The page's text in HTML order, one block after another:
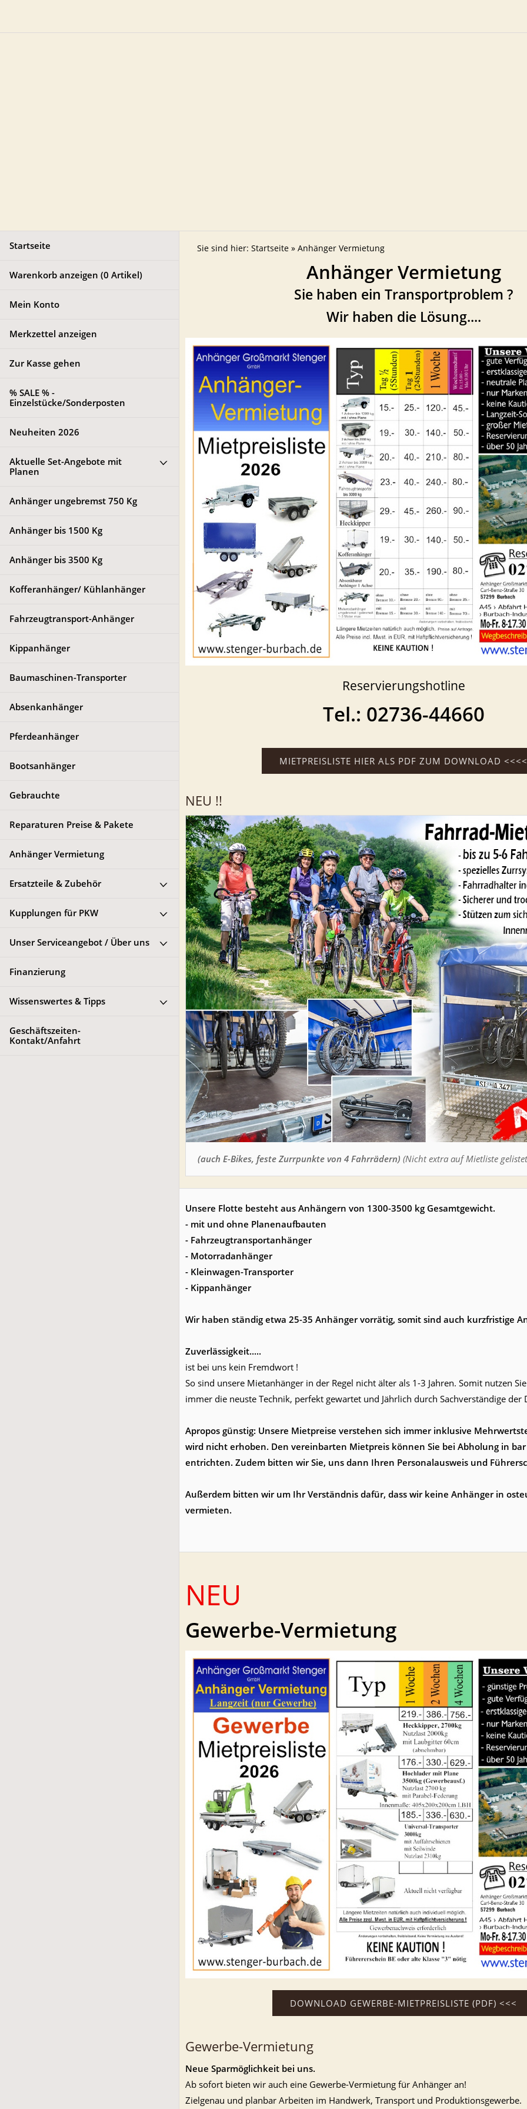
Startseite
Warenkorb anzeigen (0 Artikel)
Mein Konto
Merkzettel anzeigen
Zur Kasse gehen
% SALE % -
Einzelstücke/Sonderposten
Neuheiten 2026
Aktuelle Set-Angebote mit
Planen
Anhänger ungebremst 750 Kg
Anhänger bis 1500 Kg
Anhänger bis 3500 Kg
Kofferanhänger/ Kühlanhänger
Fahrzeugtransport-Anhänger
Kippanhänger
Baumaschinen-Transporter
Absenkanhänger
Pferdeanhänger
Bootsanhänger
Gebrauchte
Reparaturen Preise & Pakete
Anhänger Vermietung
Ersatzteile & Zubehör
Kupplungen für PKW
Unser Serviceangebot / Über uns
Finanzierung
Wissenswertes & Tipps
Geschäftszeiten-
Kontakt/Anfahrt
Sie sind hier: Startseite » Anhänger Vermietung
Anhänger Vermietung
Sie haben ein Transportproblem ?
Wir haben die Lösung....
Reservierungshotline
Tel.: 02736-44660
MIETPREISLISTE HIER ALS PDF ZUM DOWNLOAD <<<<
NEU !!
(auch E-Bikes, feste Zurrpunkte von 4 Fahrrädern) (Nicht extra auf Mietliste
Unsere Flotte besteht aus Anhängern von 1300-3500 kg Gesamtgewicht.
- mit und ohne Planenaufbauten
- Fahrzeugtransportanhänger
- Motorradanhänger
- Kleinwagen-Transporter
- Kippanhänger
Wir haben ständig etwa 25-35 Anhänger vorrätig, somit sind auch kurzfristige
Zuverlässigkeit.....
ist bei uns kein Fremdwort !
So sind unsere Mietanhänger in der Regel nicht älter als 1-3 Jahren. Somit nutzen
immer die neuste Technik, perfekt gewartet und Jährlich durch Sachverständige der
Apropos günstig: Unsere Mietpreise verstehen sich immer inklusive
wird nicht erhoben. Den vereinbarten Mietpreis können Sie bei Abholung in bar
entrichten. Zudem bitten wir Sie, uns dann Ihren Personalausweis und
Außerdem bitten wir um Ihr Verständnis dafür, dass wir keine Anhänger in
vermieten.
NEU
Gewerbe-Vermietung
DOWNLOAD GEWERBE-MIETPREISLISTE (PDF) <<<
Gewerbe-Vermietung
Neue Sparmöglichkeit bei uns.
Ab sofort bieten wir auch eine Gewerbe-Vermietung für Anhänger an!
Zielgenau und planbar Arbeiten im Handwerk, Transport und Produktionsgewerbe.